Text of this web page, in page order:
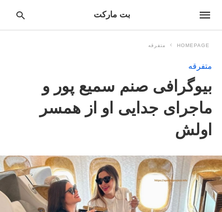
بت مارکت
HOMEPAGE متفرقه
متفرقه
بیوگرافی صنم سمیع پور و
ماجرای جدایی او از همسر
اولش